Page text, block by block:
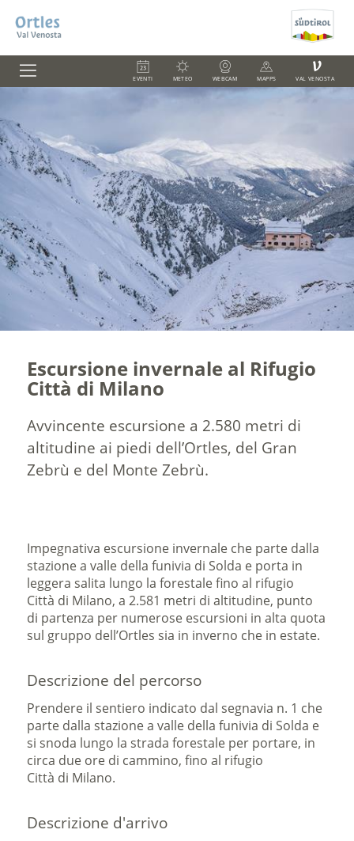
EVENTI METEO WEBCAM MAPPS
V
VAL VENOSTA
Escursione invernale al Rifugio
Città di Milano
Avvincente escursione a 2.580 metri di
altitudine ai piedi dell’Ortles, del Gran
Zebrù e del Monte Zebrù.
Impegnativa escursione invernale che parte dalla
stazione a valle della funivia di Solda e porta in
leggera salita lungo la forestale fino al rifugio
Città di Milano, a 2.581 metri di altitudine, punto
di partenza per numerose escursioni in alta quota
sul gruppo dell’Ortles sia in inverno che in estate.
Descrizione del percorso
Prendere il sentiero indicato dal segnavia n. 1 che
parte dalla stazione a valle della funivia di Solda e
si snoda lungo la strada forestale per portare, in
circa due ore di cammino, fino al rifugio
Città di Milano.
Descrizione d'arrivo